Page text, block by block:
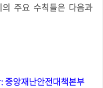
중앙재난안전대책본부